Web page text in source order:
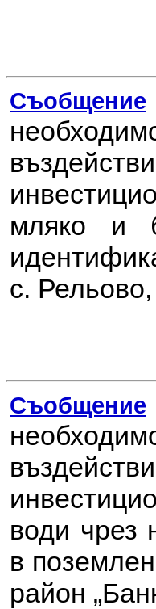
Съобщение
мляко и
с.
Съобщение
води чрез
в
район